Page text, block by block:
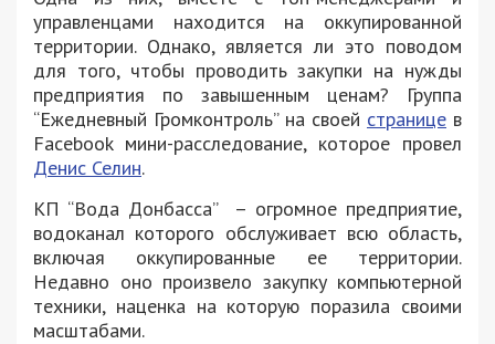
управленцами находится на оккупированной
территории. Однако, является ли это поводом
для того, чтобы проводить закупки на нужды
предприятия по завышенным ценам? Группа
“Ежедневный Громконтроль” на своей странице в
Facebook мини-расследование, которое провел
Денис Селин.
КП “Вода Донбасса” – огромное предприятие,
водоканал которого обслуживает всю область,
включая оккупированные ее территории.
Недавно оно произвело закупку компьютерной
техники, наценка на которую поразила своими
масштабами.